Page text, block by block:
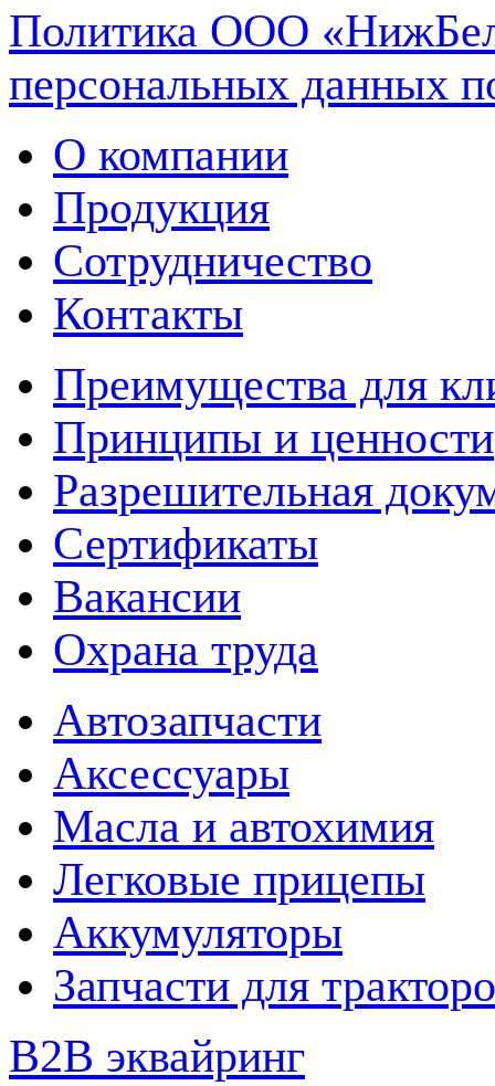
Политика ООО
персональных данных
О компании
Продукция
Сотрудничество
Контакты
Преимущества для
Принципы и ценности
Разрешительная
Сертификаты
Вакансии
Охрана труда
Автозапчасти
Аксессуары
Масла и автохимия
Легковые прицепы
Аккумуляторы
Запчасти для
B2B эквайринг